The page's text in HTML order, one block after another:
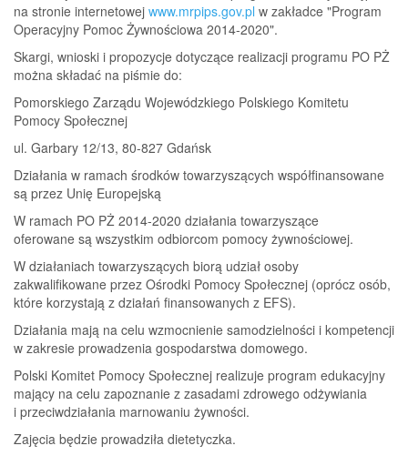
na stronie internetowej www.mrpips.gov.pl w zakładce "Program
Operacyjny Pomoc Żywnościowa 2014-2020".
Skargi, wnioski i propozycje dotyczące realizacji programu PO PŻ
można składać na piśmie do:
Pomorskiego Zarządu Wojewódzkiego Polskiego Komitetu
Pomocy Społecznej
ul. Garbary 12/13, 80-827 Gdańsk
Działania w ramach środków towarzyszących współfinansowane
są przez Unię Europejską
W ramach PO PŻ 2014-2020 działania towarzyszące
oferowane są wszystkim odbiorcom pomocy żywnościowej.
W działaniach towarzyszących biorą udział osoby
zakwalifikowane przez Ośrodki Pomocy Społecznej (oprócz osób,
które korzystają z działań finansowanych z EFS).
Działania mają na celu wzmocnienie samodzielności i kompetencji
w zakresie prowadzenia gospodarstwa domowego.
Polski Komitet Pomocy Społecznej realizuje program edukacyjny
mający na celu zapoznanie z zasadami zdrowego odżywiania
i przeciwdziałania marnowaniu żywności.
Zajęcia będzie prowadziła dietetyczka.